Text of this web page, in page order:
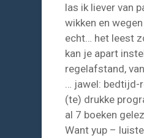
las ik liever van
wikken en
echt… het leest
kan je apart
regelafstand,
… jawel:
(te) drukke
al 7 boeken
Want yup –